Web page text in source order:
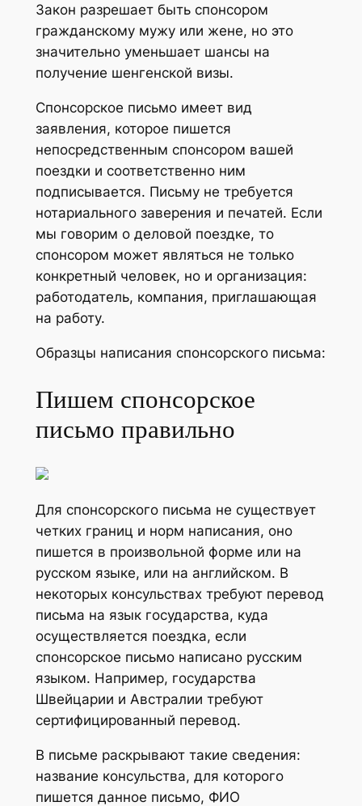
Закон разрешает быть спонсором
гражданскому мужу или жене, но это
значительно уменьшает шансы на
получение шенгенской визы.
Спонсорское письмо имеет вид
заявления, которое пишется
непосредственным спонсором вашей
поездки и соответственно ним
подписывается. Письму не требуется
нотариального заверения и печатей. Если
мы говорим о деловой поездке, то
спонсором может являться не только
конкретный человек, но и организация:
работодатель, компания, приглашающая
на работу.
Образцы написания спонсорского письма:
Пишем спонсорское
письмо правильно
Для спонсорского письма не существует
четких границ и норм написания, оно
пишется в произвольной форме или на
русском языке, или на английском. В
некоторых консульствах требуют перевод
письма на язык государства, куда
осуществляется поездка, если
спонсорское письмо написано русским
языком. Например, государства
Швейцарии и Австралии требуют
сертифицированный перевод.
В письме раскрывают такие сведения:
название консульства, для которого
пишется данное письмо, ФИО